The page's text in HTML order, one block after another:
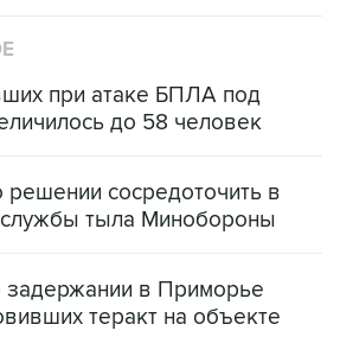
при атаке БПЛА под
до 58 человек
сосредоточить в
службы тыла Минобороны
в Приморье
теракт на объекте